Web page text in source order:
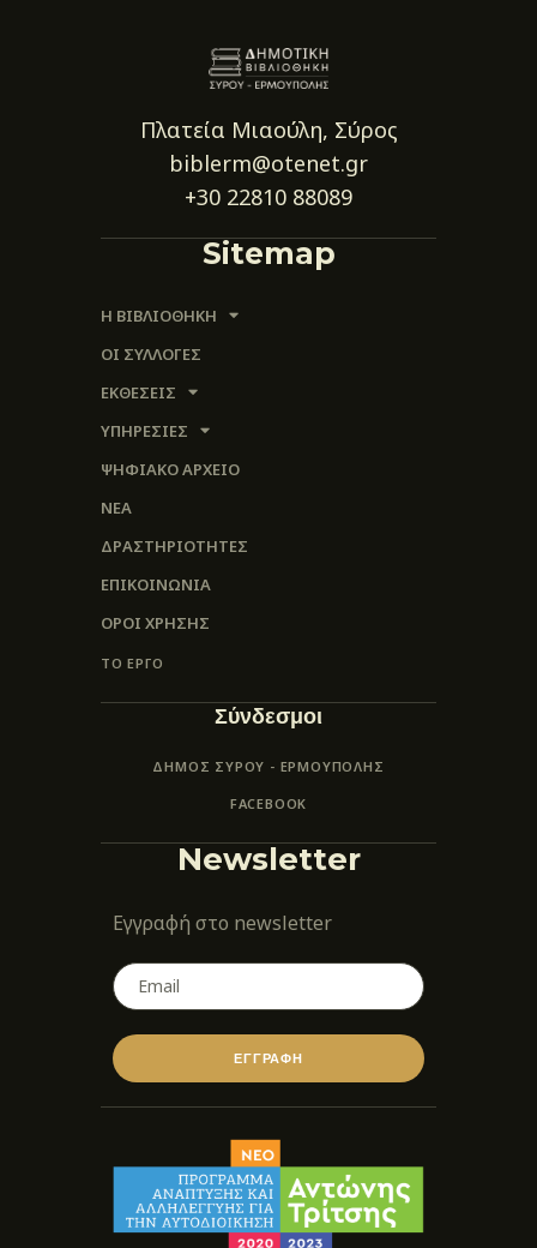
Πλατεία Μιαούλη, Σύρος
biblerm@otenet.gr
+30 22810 88089
Sitemap
Η ΒΙΒΛΙΟΘΗΚΗ
ΟΙ ΣΥΛΛΟΓΈΣ
ΕΚΘΕΣΕΙΣ
ΥΠΗΡΕΣΙΕΣ
ΨΗΦΙΑΚΌ ΑΡΧΕΊΟ
ΝΕΑ
ΔΡΑΣΤΗΡΙΟΤΗΤΕΣ
ΕΠΙΚΟΙΝΩΝΊΑ
ΌΡΟΙ ΧΡΉΣΗΣ
ΤΟ ΕΡΓΟ
Σύνδεσμοι
ΔΗΜΟΣ ΣΥΡΟΥ - ΕΡΜΟΎΠΟΛΗΣ
FACEBOOK
Newsletter
Εγγραφή στο newsletter
ΕΓΓΡΑΦΗ